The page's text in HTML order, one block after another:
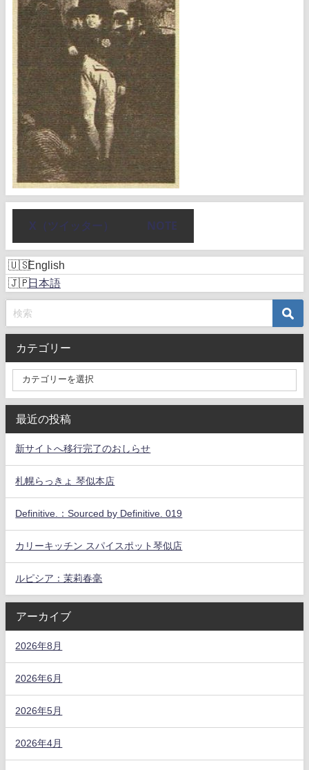
X（ツイッター） NOTE
English
日本語
カテゴリー
最近の投稿
新サイトへ移行完了のおしらせ
札幌らっきょ 琴似本店
Definitive.：Sourced by Definitive. 019
カリーキッチン スパイスポット琴似店
ルピシア：茉莉春毫
アーカイブ
2026年8月
2026年6月
2026年5月
2026年4月